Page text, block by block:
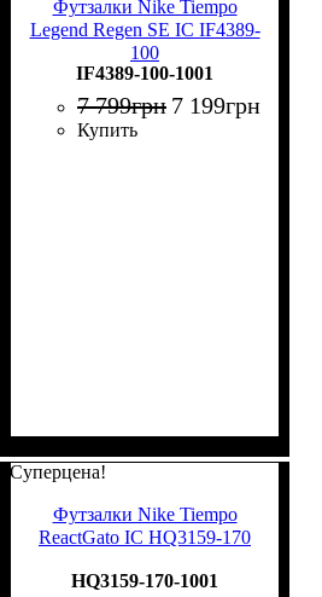
Футзалки Nike Tiempo
Legend Regen SE IC IF4389-
100
IF4389-100-1001
7 799грн 7 199грн
Купить
Суперцена!
Футзалки Nike Tiempo
ReactGato IC HQ3159-170
HQ3159-170-1001